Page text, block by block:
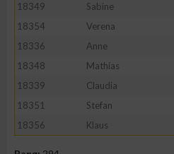
18349
Sabine
18354
Verena
18336
Anne
18348
Mathias
18339
Claudia
18351
Stefan
18356
Klaus